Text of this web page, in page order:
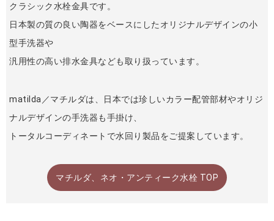
クラシック水栓金具です。
日本製の質の良い陶器をベースにしたオリジナルデザインの小
型手洗器や
汎用性の高い排水金具なども取り扱っています。
matilda／マチルダは、日本では珍しいカラー配管部材やオリジ
ナルデザインの手洗器も手掛け、
トータルコーディネートで水回り製品をご提案しています。
マチルダ、ネオ・アンティーク水栓 TOP